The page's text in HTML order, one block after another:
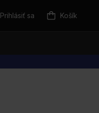
Prihlásiť sa Košík